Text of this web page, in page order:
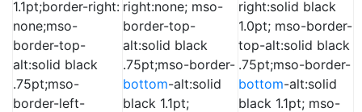
1.1pt;border-right:
none;mso-
border-top-
alt:solid black
.75pt;mso-
border-left-
right:none; mso-
border-top-
alt:solid black
.75pt;mso-border-
bottom-alt:solid
black 1.1pt;
right:solid black
1.0pt; mso-border-
top-alt:solid black
.75pt;mso-border-
bottom-alt:solid
black 1.1pt; mso-